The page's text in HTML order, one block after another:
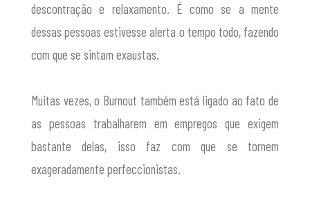
descontração e relaxamento. É como se a mente
dessas pessoas estivesse alerta o tempo todo, fazendo
com que se sintam exaustas.
Muitas vezes, o Burnout também está ligado ao fato de
as pessoas trabalharem em empregos que exigem
bastante delas, isso faz com que se tornem
exageradamente perfeccionistas.